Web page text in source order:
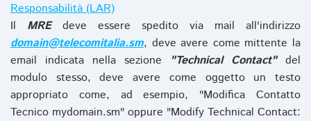
Responsabilità (LAR)
Il MREdeve essere spedito via mail all'indirizzo
domain@telecomitalia.sm, deve avere come mittente la
email indicata nella sezione
"Technical Contact"del
modulo stesso, deve avere come oggetto un testo
appropriato come, ad esempio, "Modifica Contatto
Tecnico mydomain.sm" oppure "Modify Technical Contact: